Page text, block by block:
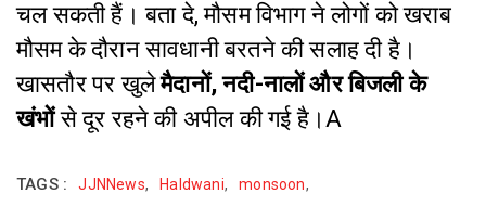
चल सकती हैं। बता दे, मौसम विभाग ने लोगों को खराब
मौसम के दौरान सावधानी बरतने की सलाह दी है।
खासतौर पर खुलेमैदानों, नदी-नालों और बिजली के
खंभोंसे दूर रहने की अपील की गई है।A
TAGS : JJNNews, Haldwani, monsoon,